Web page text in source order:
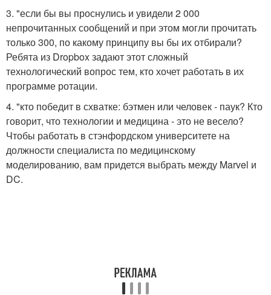
3. "если бы вы проснулись и увидели 2 000
непрочитанных сообщений и при этом могли прочитать
только 300, по какому принципу вы бы их отбирали?
Ребята из Dropbox задают этот сложный
технологический вопрос тем, кто хочет работать в их
программе ротации.
4. "кто победит в схватке: бэтмен или человек - паук? Кто
говорит, что технологии и медицина - это не весело?
Чтобы работать в стэнфордском университете на
должности специалиста по медицинскому
моделированию, вам придется выбрать между Marvel и
DC.